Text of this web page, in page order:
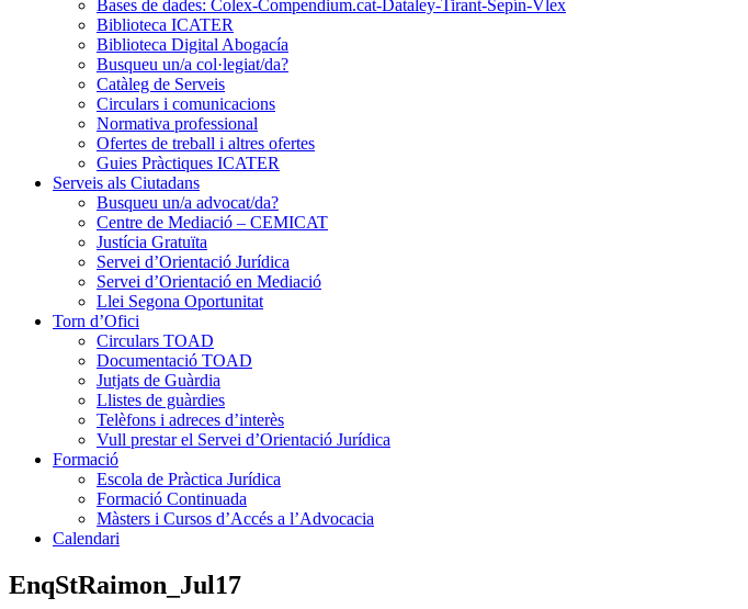
Bases de dades: Colex-Compendium.cat-Dataley-Tirant-Sepín-Vlex
Biblioteca ICATER
Biblioteca Digital Abogacía
Busqueu un/a col·legiat/da?
Catàleg de Serveis
Circulars i comunicacions
Normativa professional
Ofertes de treball i altres ofertes
Guies Pràctiques ICATER
Serveis als Ciutadans
Busqueu un/a advocat/da?
Centre de Mediació – CEMICAT
Justícia Gratuïta
Servei d’Orientació Jurídica
Servei d’Orientació en Mediació
Llei Segona Oportunitat
Torn d’Ofici
Circulars TOAD
Documentació TOAD
Jutjats de Guàrdia
Llistes de guàrdies
Telèfons i adreces d’interès
Vull prestar el Servei d’Orientació Jurídica
Formació
Escola de Pràctica Jurídica
Formació Continuada
Màsters i Cursos d’Accés a l’Advocacia
Calendari
EnqStRaimon_Jul17